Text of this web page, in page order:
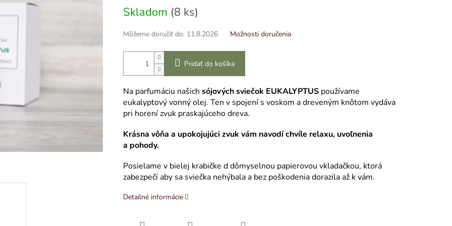
Skladom (8 ks)
Môžeme doručiť do: 11.8.2026 Možnosti doručenia
Pridať do košíka
Na parfumáciu našich sójových sviečok EUKALYPTUS používame
eukalyptový vonný olej. Ten v spojení s voskom a dreveným knôtom vydáva
pri horení zvuk praskajúceho dreva.
Krásna vôňa a upokojujúci zvuk vám navodí chvíle relaxu, uvoľnenia
a pohody.
Posielame v bielej krabičke d dômyselnou papierovou vkladačkou, ktorá
zabezpečí aby sa sviečka nehýbala a bez poškodenia dorazila až k vám.
Detailné informácie